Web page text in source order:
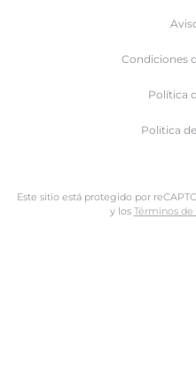
Condiciones
Política
Politica
Este sitio está protegido por
y los Términos de